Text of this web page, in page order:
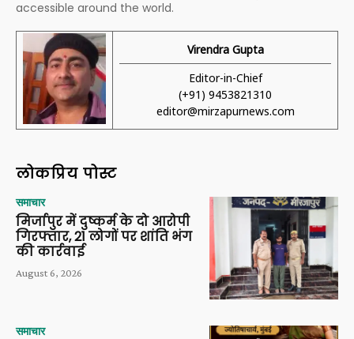
accessible around the world.
Virendra Gupta
Editor-in-Chief
(+91) 9453821310
editor@mirzapurnews.com
लोकप्रिय पोस्ट
समाचार
मिर्जापुर में दुष्कर्म के दो आरोपी
गिरफ्तार, 21 लोगों पर शांति भंग
की कार्रवाई
August 6, 2026
समाचार